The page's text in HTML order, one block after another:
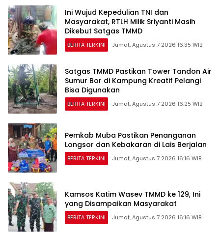
Ini Wujud Kepedulian TNI dan
Masyarakat, RTLH Milik Sriyanti Masih
Dikebut Satgas TMMD
BERITA TERKINI Jumat, Agustus 7 2026 16:35 WIB
Satgas TMMD Pastikan Tower Tandon Air
Sumur Bor di Kampung Kreatif Pelangi
Bisa Digunakan
BERITA TERKINI Jumat, Agustus 7 2026 16:25 WIB
Pemkab Muba Pastikan Penanganan
Longsor dan Kebakaran di Lais Berjalan
BERITA TERKINI Jumat, Agustus 7 2026 16:16 WIB
Kamsos Katim Wasev TMMD ke 129, Ini
yang Disampaikan Masyarakat
BERITA TERKINI Jumat, Agustus 7 2026 16:16 WIB